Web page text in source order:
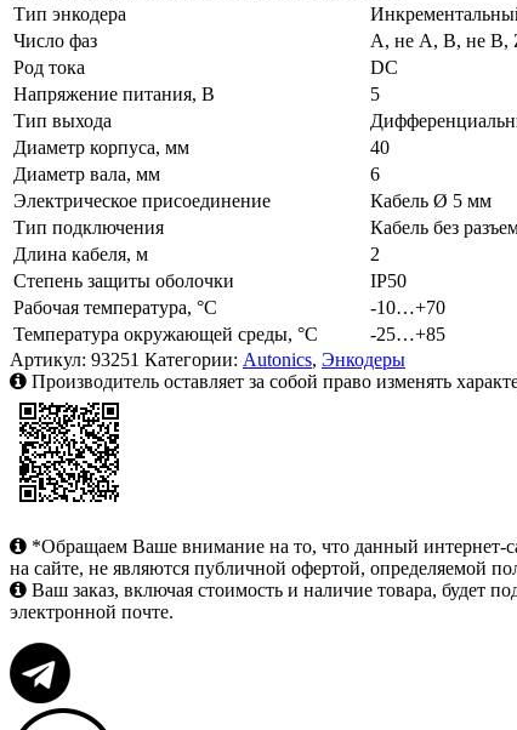
Тип энкодера
Число фаз
A, не A, B, не B,
Род тока
DC
Напряжение питания, В
5
Тип выхода
Диаметр корпуса, мм
40
Диаметр вала, мм
6
Электрическое присоединение
Кабель Ø 5 мм
Тип подключения
Кабель без
Длина кабеля, м
2
Степень защиты оболочки
IP50
Рабочая температура, °C
-10…+70
Температура окружающей среды, °C
-25…+85
Артикул: 93251 Категории: Autonics, Энкодеры
Производитель оставляет за собой право изменять
*Обращаем Ваше внимание на то, что данный интернет-
на сайте, не являются публичной офертой, определяемой
Ваш заказ, включая стоимость и наличие товара, будет
электронной почте.